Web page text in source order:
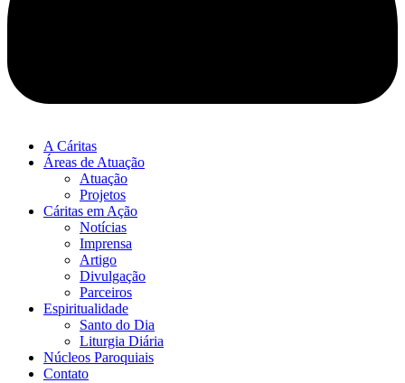
A Cáritas
Áreas de Atuação
Atuação
Projetos
Cáritas em Ação
Notícias
Imprensa
Artigo
Divulgação
Parceiros
Espiritualidade
Santo do Dia
Liturgia Diária
Núcleos Paroquiais
Contato